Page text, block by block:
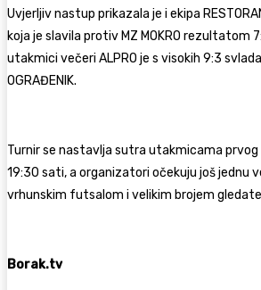
Uvjerljiv nastup prikazala je i ekipa
koja je slavila protiv MZ MOKRO rezultatom
utakmici večeri ALPRO je s visokih 9:3
OGRAĐENIK.
Turnir se nastavlja sutra utakmicama prvog
19:30 sati, a organizatori očekuju još jednu
vrhunskim futsalom i velikim brojem
Borak.tv